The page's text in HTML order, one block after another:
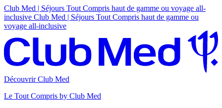
Club Med | Séjours Tout Compris haut de gamme ou voyage all-
inclusive Club Med | Séjours Tout Compris haut de gamme ou
voyage all-inclusive
Découvrir Club Med
Le Tout Compris by Club Med